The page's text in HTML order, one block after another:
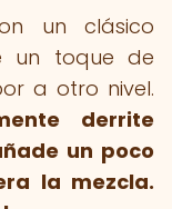
un clásico
un toque de
a otro nivel.
derrite
un poco
la mezcla.